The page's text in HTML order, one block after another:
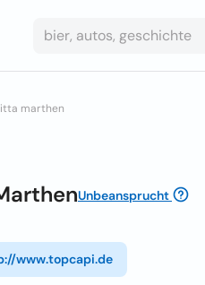
marthen
Unbeansprucht
www.topcapi.de